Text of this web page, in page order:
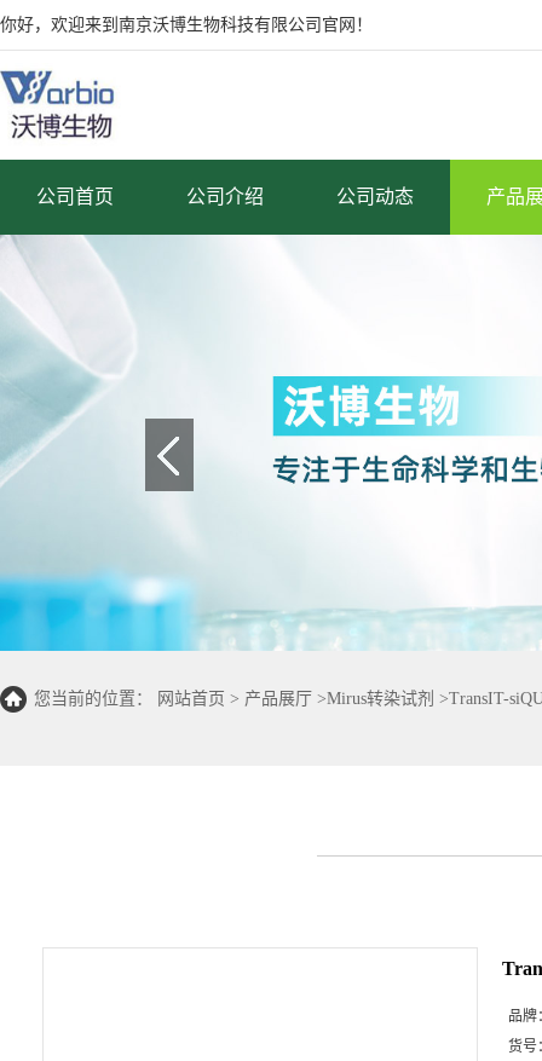
你好，欢迎来到南京沃博生物科技有限公司官网！
公司首页 公司介绍 公司动态 产品
您当前的位置： 网站首页 > 产品展厅 >Mirus转染试剂 >TransIT-
品牌
货号